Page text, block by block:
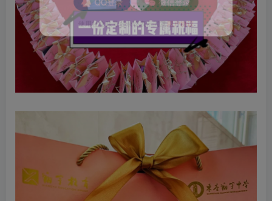
QQ登录 微信登录
使用社交账号登录即表示同意用户协议